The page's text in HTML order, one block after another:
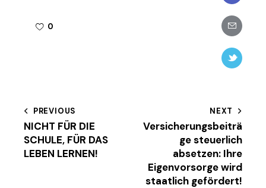
0
Share-
email
Twitter-
Beitragsnavigation
PREVIOUS
NICHT FÜR DIE
SCHULE, FÜR DAS
LEBEN LERNEN!
NEXT
Versicherungsbeiträ
ge steuerlich
absetzen: Ihre
Eigenvorsorge wird
staatlich gefördert!